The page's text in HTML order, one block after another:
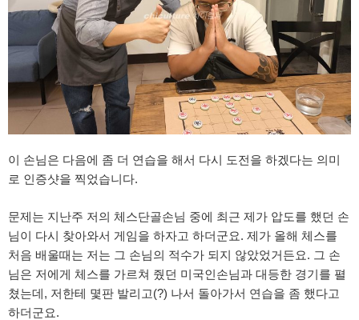
이 손님은 다음에 좀 더 연습을 해서 다시 도전을 하겠다는 의미
로 인증샷을 찍었습니다.
문제는 지난주 저의 체스단골손님 중에 최근 제가 압도를 했던 손
님이 다시 찾아와서 게임을 하자고 하더군요. 제가 올해 체스를
처음 배울때는 저는 그 손님의 적수가 되지 않았었거든요. 그 손
님은 저에게 체스를 가르쳐 줬던 미국인손님과 대등한 경기를 펼
쳤는데, 저한테 몇판 발리고(?) 나서 돌아가서 연습을 좀 했다고
하더군요.